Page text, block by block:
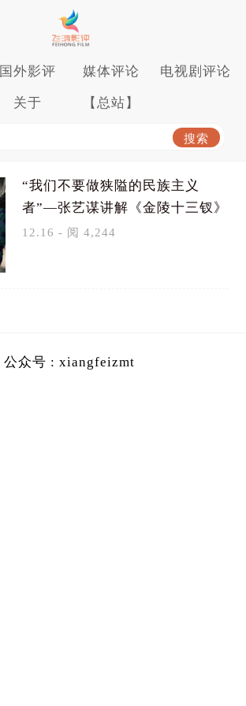
国外影评 媒体评论 电视剧评论
关于 【总站】
“我们不要做狭隘的民族主义
者”—张艺谋讲解《金陵十三钗》
12.16 - 阅 4,244
公众号 : xiangfeizmt